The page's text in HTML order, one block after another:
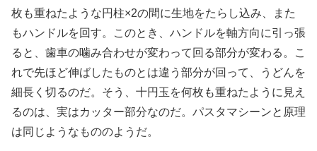
枚も重ねたような円柱×2の間に生地をたらし込み、また
もハンドルを回す。このとき、ハンドルを軸方向に引っ張
ると、歯車の噛み合わせが変わって回る部分が変わる。こ
れで先ほど伸ばしたものとは違う部分が回って、うどんを
細長く切るのだ。そう、十円玉を何枚も重ねたように見え
るのは、実はカッター部分なのだ。パスタマシーンと原理
は同じようなもののようだ。